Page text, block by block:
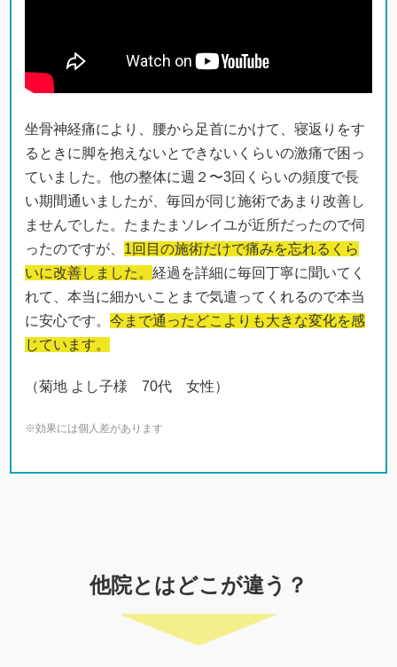
坐骨神経痛により、腰から足首にかけて、寝返りをす
るときに脚を抱えないとできないくらいの激痛で困っ
ていました。他の整体に週２〜3回くらいの頻度で長
い期間通いましたが、毎回が同じ施術であまり改善し
ませんでした。たまたまソレイユが近所だったので伺
ったのですが、 1回目の施術だけで痛みを忘れるくら
いに改善しました。 経過を詳細に毎回丁寧に聞いてく
れて、本当に細かいことまで気遣ってくれるので本当
に安心です。 今まで通ったどこよりも大きな変化を感
じています。
（菊地 よし子様 70代 女性）
※効果には個人差があります
他院とはどこが違う？